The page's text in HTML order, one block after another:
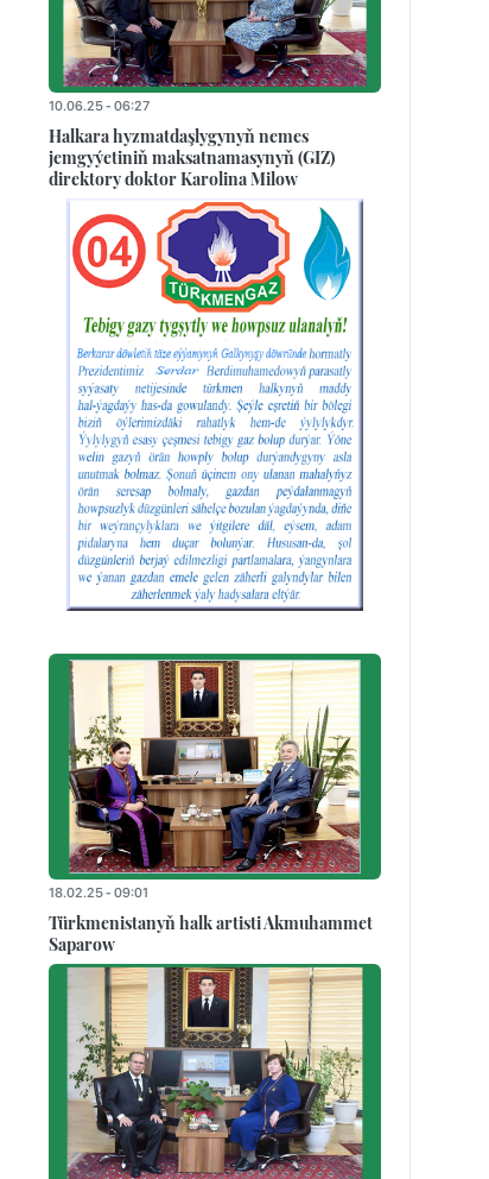
10.06.25 - 06:27
Halkara hyzmatdaşlygynyň nemes
jemgyýetiniň maksatnamasynyň (GIZ)
direktory doktor Karolina Milow
18.02.25 - 09:01
Türkmenistanyň halk artisti Akmuhammet
Saparow